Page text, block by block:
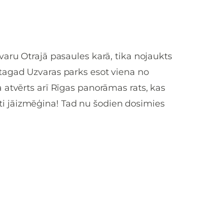
Otrajā pasaules karā, tika nojaukts
Uzvaras parks esot viena no
arī Rīgas panorāmas rats, kas
Tad nu šodien dosimies